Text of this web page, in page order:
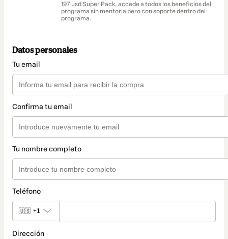
197 usd Super Pack, accede a todos los beneficios del
programa sin mentoria pero con soporte dentro del
programa.
Datos personales
Tu email
Confirma tu email
Tu nombre completo
Teléfono
🇺🇸 +1
Dirección